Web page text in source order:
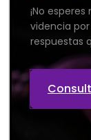
¡No
videncia
respuestas